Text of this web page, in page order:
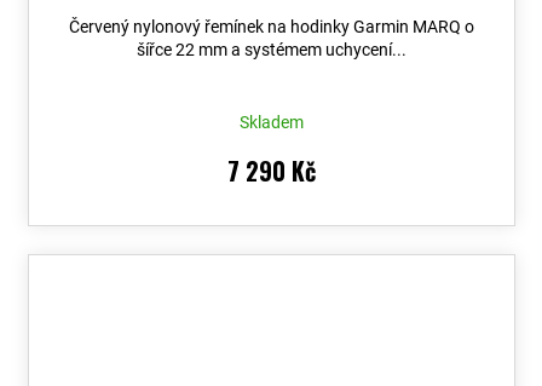
Červený nylonový řemínek na hodinky Garmin MARQ o
šířce 22 mm a systémem uchycení...
Skladem
7 290 Kč